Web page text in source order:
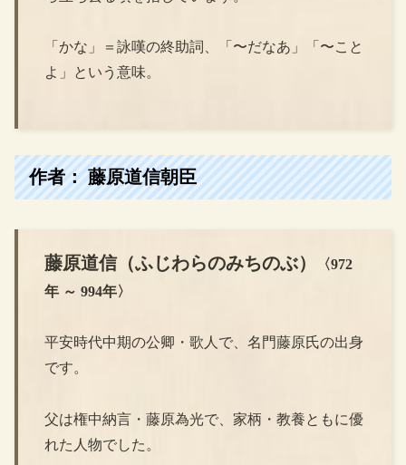
「かな」＝詠嘆の終助詞、「〜だなあ」「〜こと
よ」という意味。
作者： 藤原道信朝臣
藤原道信（ふじわらのみちのぶ）
〈972
年 ～ 994年〉
平安時代中期の公卿・歌人で、名門藤原氏の出身
です。
父は権中納言・藤原為光で、家柄・教養ともに優
れた人物でした。